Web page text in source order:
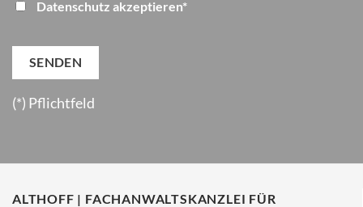
Datenschutz akzeptieren*
(*) Pflichtfeld
ALTHOFF | FACHANWALTSKANZLEI FÜR